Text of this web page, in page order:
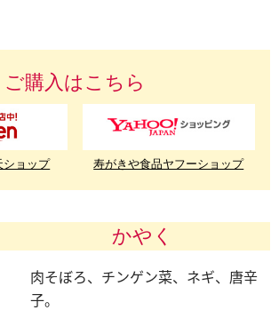
ご購入はこちら
ショップ 寿がきや食品ヤフーショップ
かやく
肉そぼろ、チンゲン菜、ネギ、唐辛
子。